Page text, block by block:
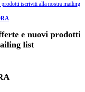
prodotti iscriviti alla nostra mailing
e nuovi prodotti
list